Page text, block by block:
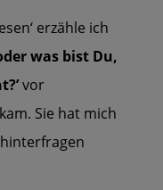
erzähle ich
was bist Du,
vor
Sie hat mich